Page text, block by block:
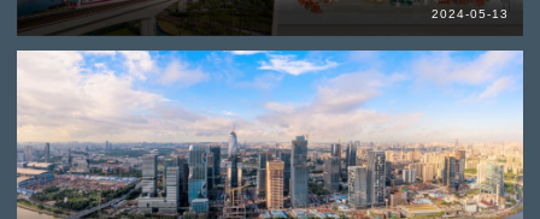
2024-05-13